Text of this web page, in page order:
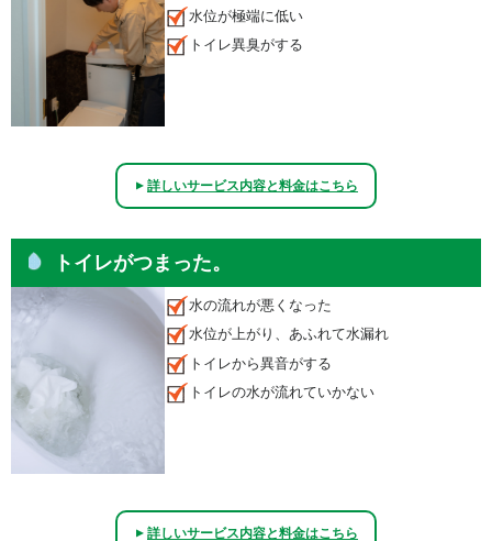
水位が極端に低い
トイレ異臭がする
▲詳しいサービス内容と料金はこちら
トイレがつまった。
水の流れが悪くなった
水位が上がり、あふれて水漏れ
トイレから異音がする
トイレの水が流れていかない
▲詳しいサービス内容と料金はこちら